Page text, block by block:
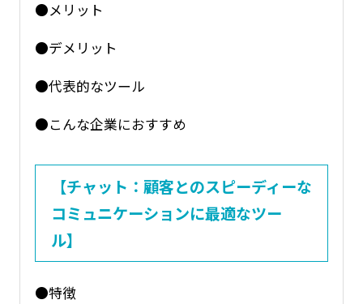
●メリット
●デメリット
●代表的なツール
●こんな企業におすすめ
【チャット：顧客とのスピーディーな
コミュニケーションに最適なツー
ル】
●特徴